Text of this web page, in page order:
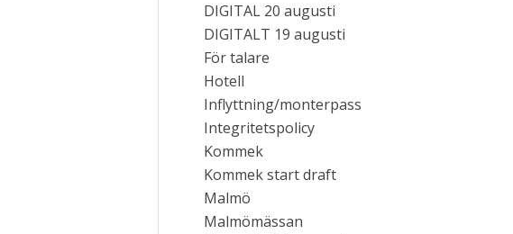
DIGITAL 20 augusti
DIGITALT 19 augusti
För talare
Hotell
Inflyttning/monterpass
Integritetspolicy
Kommek
Kommek start draft
Malmö
Malmömässan